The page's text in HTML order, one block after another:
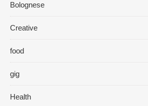
Bolognese
Creative
food
gig
Health